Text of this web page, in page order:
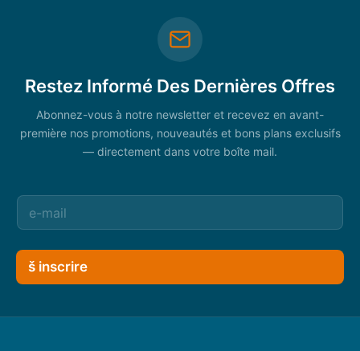
Restez Informé Des Dernières Offres
Abonnez-vous à notre newsletter et recevez en avant-
première nos promotions, nouveautés et bons plans exclusifs
— directement dans votre boîte mail.
š inscrire